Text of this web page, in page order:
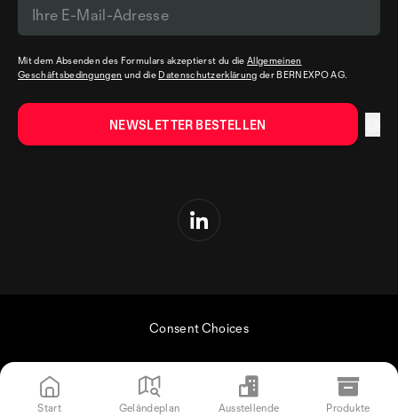
Mit dem Absenden des Formulars akzeptierst du dieAllgemeinen
Geschäftsbedingungen und die Datenschutzerklärung der BERNEXPO AG.
Consent Choices
Start Geländeplan Ausstellende Produkte